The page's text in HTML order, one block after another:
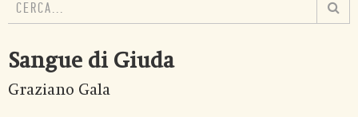
Sangue di Giuda
Graziano Gala